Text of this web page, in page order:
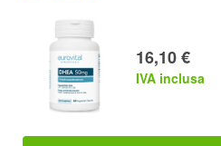
16,10 €
IVA inclusa